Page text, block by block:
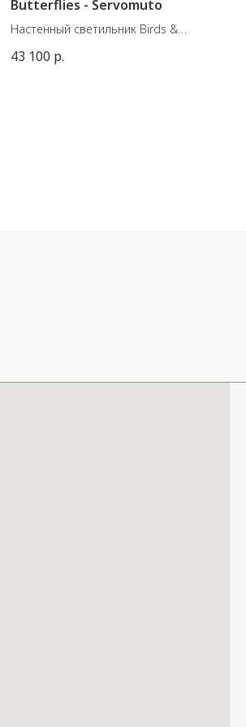
Butterflies - Servomuto
Настенный светильник Birds &
старинной иллюстрации 1750-х годов,
43 100 р.